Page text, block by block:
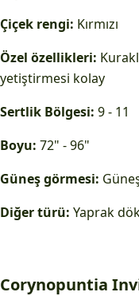
Çiçek rengi: Kırmızı
Özel özellikleri:
yetiştirmesi kolay
Sertlik Bölgesi: 9 - 11
Boyu: 72" - 96"
Güneş görmesi:
Diğer türü: Yaprak
Corynopuntia